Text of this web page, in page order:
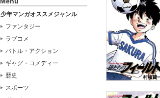
少年マンガオススメジャンル
ファンタジー
ラブコメ
バトル・アクション
ギャグ・コメディー
歴史
スポーツ